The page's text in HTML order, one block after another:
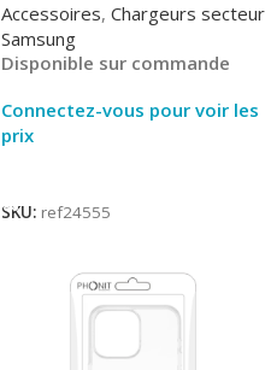
Packaging Original
Accessoires, Chargeurs secteur
Samsung
Disponible sur commande
Connectez-vous pour voir les
prix
SKU: ref24555